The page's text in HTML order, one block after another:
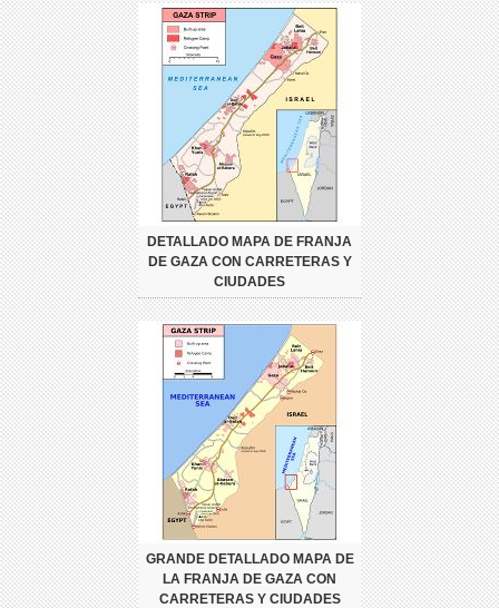
DETALLADO MAPA DE FRANJA
DE GAZA CON CARRETERAS Y
CIUDADES
GRANDE DETALLADO MAPA DE
LA FRANJA DE GAZA CON
CARRETERAS Y CIUDADES